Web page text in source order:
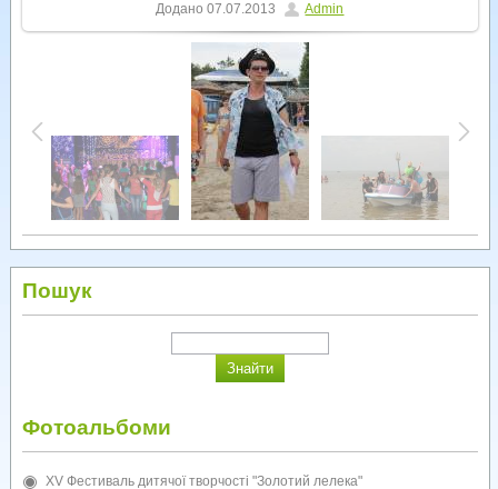
Додано 07.07.2013 Admin
Пошук
Фотоальбоми
XV Фестиваль дитячої творчості "Золотий лелека"